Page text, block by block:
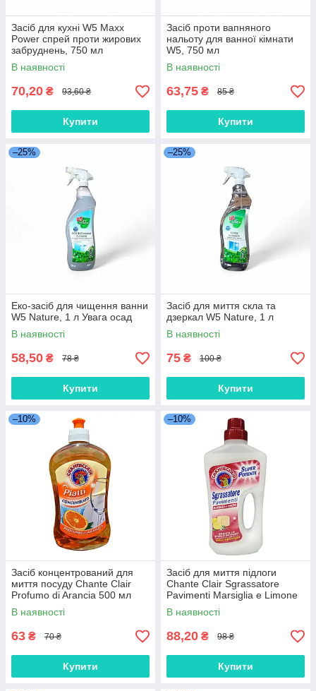
Засіб для кухні W5 Maxx
Power спрей проти жирових
забруднень, 750 мл
В наявності
70,20 ₴ 93,60 ₴
Купити
Засіб проти вапняного
нальоту для ванної кімнати
W5, 750 мл
В наявності
63,75 ₴ 85 ₴
Купити
–25%
Еко-засіб для чищення ванни
W5 Nature, 1 л Увага осад
В наявності
58,50 ₴ 78 ₴
Купити
–25%
Засіб для миття скла та
дзеркал W5 Nature, 1 л
В наявності
75 ₴ 100 ₴
Купити
–10%
Засіб концентрований для
миття посуду Chante Clair
Profumo di Arancia 500 мл
В наявності
63 ₴ 70 ₴
Купити
–10%
Засіб для миття підлоги
Chante Clair Sgrassatore
Pavimenti Marsiglia e Limone
750 мл
В наявності
88,20 ₴ 98 ₴
Купити